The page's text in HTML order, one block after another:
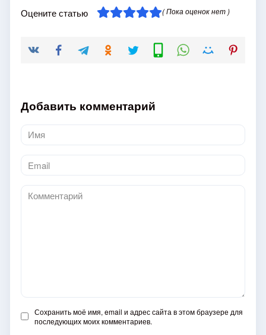
Оцените статью ( Пока оценок нет )
Добавить комментарий
Имя
*
Email
*
Комментарий
Сохранить моё имя, email и адрес сайта в этом браузере для
последующих моих комментариев.